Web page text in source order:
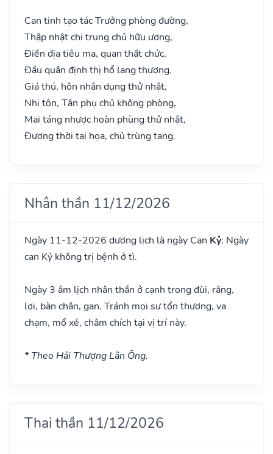
Can tinh tạo tác Trưởng phòng đường,
Thập nhật chi trung chủ hữu ương,
Điền địa tiêu ma, quan thất chức,
Đầu quân định thị hổ lang thương.
Giá thú, hôn nhân dụng thử nhật,
Nhi tôn, Tân phụ chủ không phòng,
Mai táng nhược hoàn phùng thử nhật,
Đương thời tai họa, chủ trùng tang.
Nhân thần 11/12/2026
Ngày 11-12-2026 dương lịch là ngày Can Kỷ: Ngày
can Kỷ không trị bệnh ở tì.
Ngày 3 âm lịch nhân thần ở cạnh trong đùi, răng,
lợi, bàn chân, gan. Tránh mọi sự tổn thương, va
chạm, mổ xẻ, châm chích tại vị trí này.
* Theo Hải Thượng Lãn Ông.
Thai thần 11/12/2026